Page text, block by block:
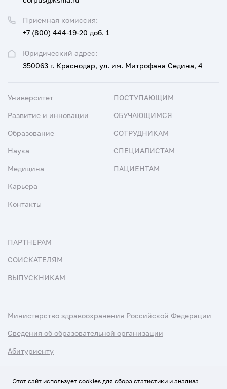
Юридический адрес:
350063 г. Краснодар, ул. им. Митрофана Седина, 4
Приемная комиссия:
+7 (800) 444-19-20 доб. 1
Университет
Развитие и инновации
Образование
Наука
Медицина
Карьера
Контакты
ПОСТУПАЮЩИМ
ОБУЧАЮЩИМСЯ
СОТРУДНИКАМ
СПЕЦИАЛИСТАМ
ПАЦИЕНТАМ
ПАРТНЕРАМ
СОИСКАТЕЛЯМ
ВЫПУСКНИКАМ
Министерство здравоохранения Российской Федерации
Сведения об образовательной организации
Абитуриенту
Этот сайт использует cookies для сбора статистики и анализа